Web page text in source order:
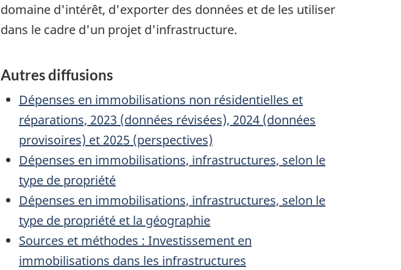
domaine d'intérêt, d'exporter des données et de les utiliser
dans le cadre d'un projet d'infrastructure.
Autres diffusions
Dépenses en immobilisations non résidentielles et
réparations, 2023 (données révisées), 2024 (données
provisoires) et 2025 (perspectives)
Dépenses en immobilisations, infrastructures, selon le
type de propriété
Dépenses en immobilisations, infrastructures, selon le
type de propriété et la géographie
Sources et méthodes : Investissement en
immobilisations dans les infrastructures